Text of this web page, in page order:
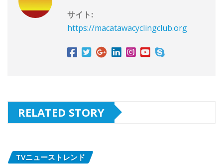
サイト:
https://macatawacyclingclub.org
RELATED STORY
TVニューストレンド